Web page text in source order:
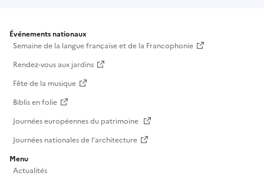
Événements nationaux
Semaine de la langue française et de la Francophonie
Rendez-vous aux jardins
Fête de la musique
Biblis en folie
Journées européennes du patrimoine
Journées nationales de l'architecture
Menu
Actualités